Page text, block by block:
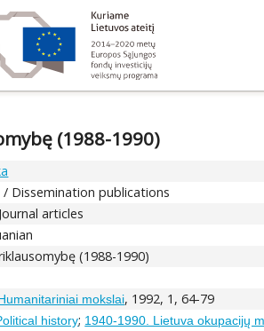
(1988-1990)
Dissemination publications
articles
(1988-1990)
mokslai, 1992, 1, 64-79
history; 1940-1990. Lietuva okupacijų